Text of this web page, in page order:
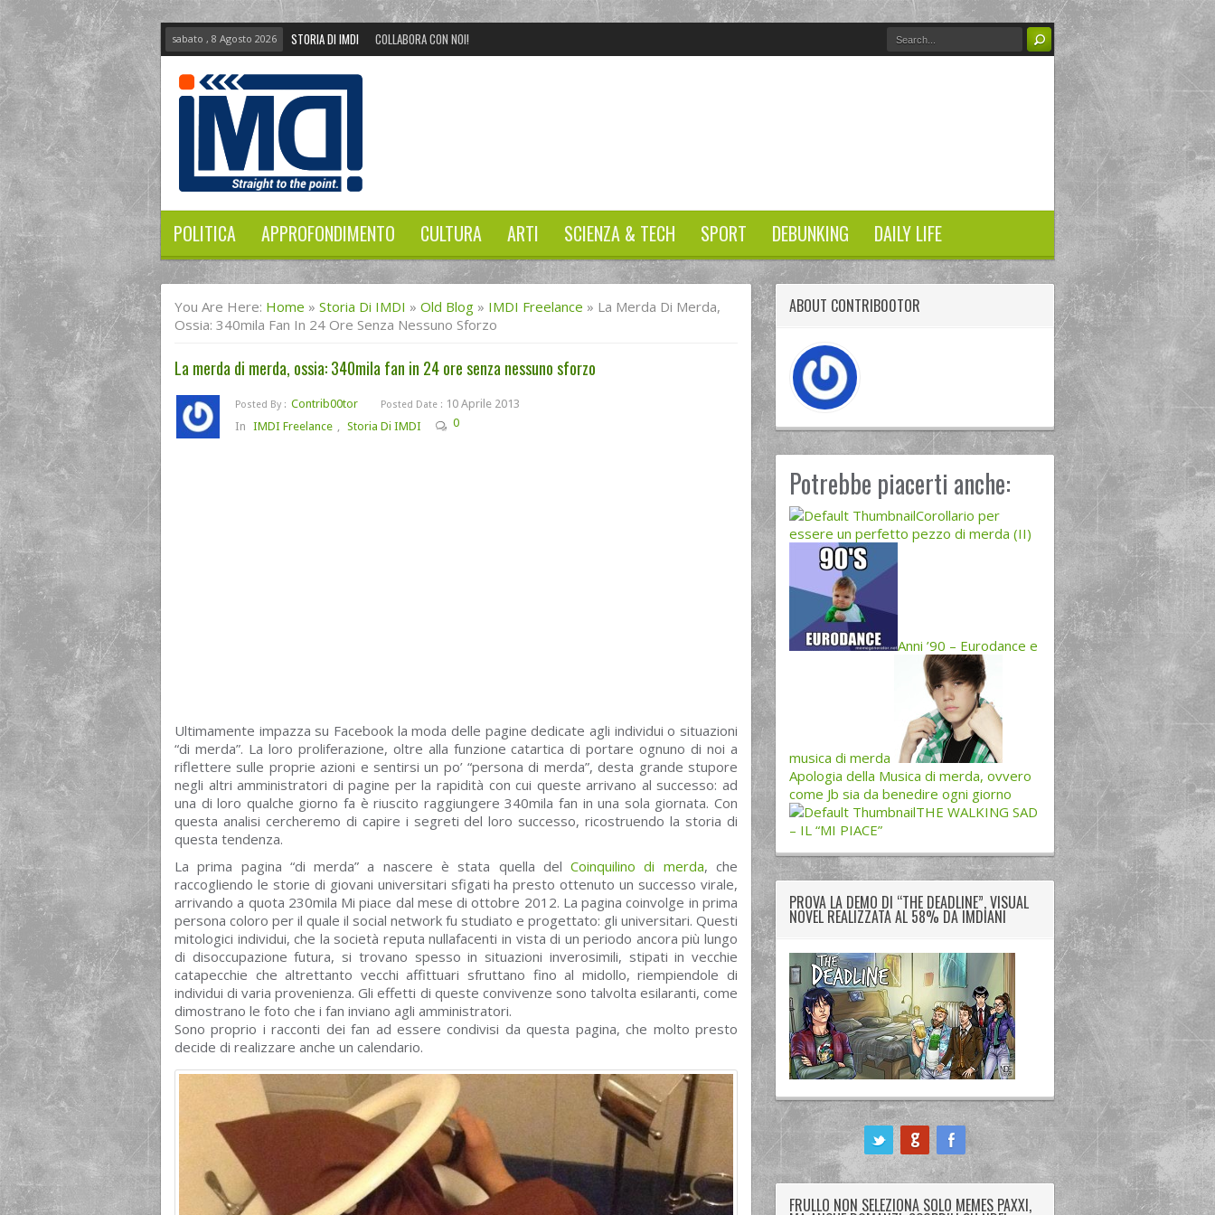
sabato , 8 Agosto 2026 STORIA DI IMDI COLLABORA CON NOI!
POLITICA APPROFONDIMENTO CULTURA ARTI SCIENZA & TECH SPORT DEBUNKING DAILY LIFE
You Are Here: Home » Storia Di IMDI » Old Blog » IMDI Freelance » La Merda Di Merda,
Ossia: 340mila Fan In 24 Ore Senza Nessuno Sforzo
La merda di merda, ossia: 340mila fan in 24 ore senza nessuno sforzo
Posted By : Contrib00tor Posted Date : 10 Aprile 2013
In IMDI Freelance , Storia Di IMDI 0
Ultimamente impazza su Facebook la moda delle pagine dedicate agli individui o situazioni
“di merda”. La loro proliferazione, oltre alla funzione catartica di portare ognuno di noi a
riflettere sulle proprie azioni e sentirsi un po’ “persona di merda”, desta grande stupore
negli altri amministratori di pagine per la rapidità con cui queste arrivano al successo: ad
una di loro qualche giorno fa è riuscito raggiungere 340mila fan in una sola giornata. Con
questa analisi cercheremo di capire i segreti del loro successo, ricostruendo la storia di
questa tendenza.
La prima pagina “di merda” a nascere è stata quella delCoinquilino di merda, che
raccogliendo le storie di giovani universitari sfigati ha presto ottenuto un successo virale,
arrivando a quota 230mila Mi piace dal mese di ottobre 2012. La pagina coinvolge in prima
persona coloro per il quale il social network fu studiato e progettato: gli universitari. Questi
mitologici individui, che la società reputa nullafacenti in vista di un periodo ancora più lungo
di disoccupazione futura, si trovano spesso in situazioni inverosimili, stipati in vecchie
catapecchie che altrettanto vecchi affittuari sfruttano fino al midollo, riempiendole di
individui di varia provenienza. Gli effetti di queste convivenze sono talvolta esilaranti, come
dimostrano le foto che i fan inviano agli amministratori.
Sono proprio i racconti dei fan ad essere condivisi da questa pagina, che molto presto
decide di realizzare anche un calendario.
ABOUT CONTRIB00TOR
Potrebbe piacerti anche:
Corollario per
essere un perfetto pezzo di merda (II)
Anni ’90 – Eurodance e
musica di merda
Apologia della Musica di merda, ovvero
come Jb sia da benedire ogni giorno
THE WALKING SAD
– IL “MI PIACE”
PROVA LA DEMO DI “THE DEADLINE”, VISUAL
NOVEL REALIZZATA AL 58% DA IMDIANI
twitter
googleplusfacebook
FRULLO NON SELEZIONA SOLO MEMES PAXXI,